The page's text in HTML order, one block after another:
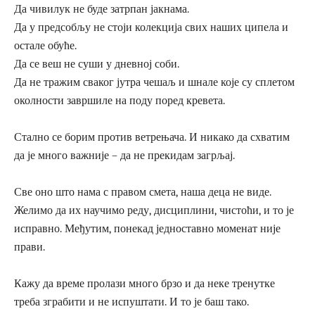
Да чивилук не буде затрпан јакнама.
Да у предсобљу не стоји колекција свих наших ципела и
остале обуће.
Да се веш не суши у дневној соби.
Да не тражим сваког јутра чешаљ и шнале које су сплетом
околности завршиле на поду поред кревета.
Стално се борим против ветрењача. И никако да схватим
да је много важније – да не прекидам загрљај.
Све оно што нама с правом смета, наша деца не виде.
Желимо да их научимо реду, дисциплини, чистоћи, и то је
исправно. Међутим, понекад једноставно моменат није
прави.
Кажу да време пролази много брзо и да неке тренутке
треба зграбити и не испуштати. И то је баш тако.